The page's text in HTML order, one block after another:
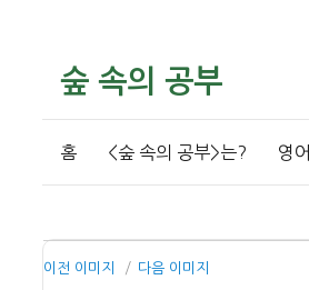
숲 속의 공부
홈 <숲 속의 공부>는? 영어
이전 이미지 다음 이미지